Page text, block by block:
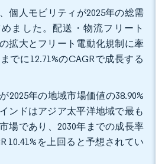
個人モビリティが2025年の総需
めました。配送・物流フリート
拡大とフリート電動化規制に牽
でに12.71%のCAGRで成長する
2025年の地域市場価値の38.90%
ンドはアジア太平洋地域で最も
場であり、2030年までの成長率
10.41%を上回ると予想されてい